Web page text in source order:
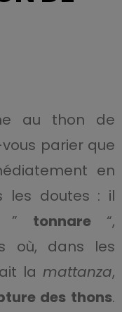
au thon de
parier que
en
les doutes : il
” tonnare “,
où, dans les
lamattanza,
des thons.